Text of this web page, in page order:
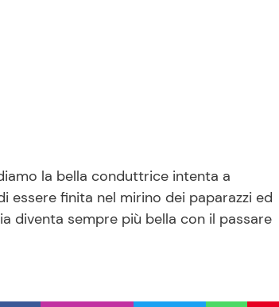
la bella conduttrice intenta a
essere finita nel mirino dei paparazzi ed
diventa sempre più bella con il passare